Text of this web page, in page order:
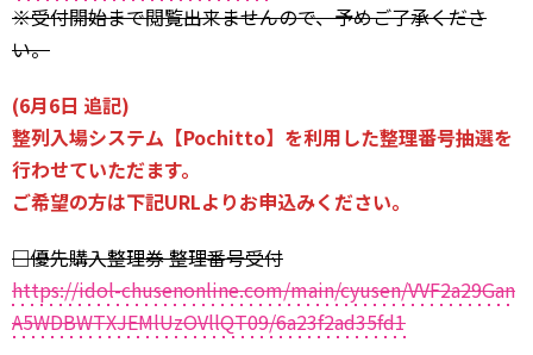
※受付開始まで閲覧出来ませんので、予めご了承くださ
い。
(6月6日 追記)
整列入場システム【Pochitto】を利用した整理番号抽選を
行わせていただます。
ご希望の方は下記URLよりお申込みください。
□優先購入整理券 整理番号受付
https://idol-chusenonline.com/main/cyusen/VVF2a29Gan
A5WDBWTXJEMlUzOVllQT09/6a23f2ad35fd1